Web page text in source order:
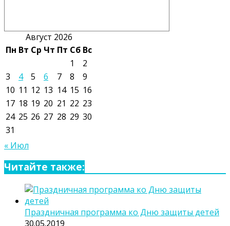
Август 2026
Пн Вт Ср Чт Пт Сб Вс
1
2
3
4 5 6 7 8
9
10 11 12 13 14 15 16
17 18 19 20 21 22 23
24 25 26 27 28 29 30
31
« Июл
Читайте также:
Праздничная программа ко Дню защиты детей
30.05.2019